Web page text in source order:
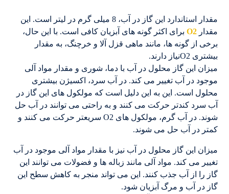
مقدار استاندارد این گاز در آب، 8 میلی گرم در لیتر است. این
مقدارO2 برای اکثر گونه های آبزیان کافی است. با این حال،
برخی از گونه ها، مانند ماهی قزل آلا و خرچنگ، به مقدار
بیشتری O2نیاز دارند.
میزان این گاز محلول در آب با دما، شوری و مقدار مواد آلی
موجود در آب تغییر می کند. در آب سرد، اکسیژن بیشتری
محلول است. این به این دلیل است که مولکول های این گاز در
آب سرد کندتر حرکت می کنند و به راحتی می توانند در آب حل
شوند. در آب گرم، مولکول های O2 سریعتر حرکت می کنند و
کمتر در آب حل می شوند.
میزان این گاز محلول در آب نیز با مقدار مواد آلی موجود در آب
تغییر می کند. مواد آلی مانند زباله ها و فضولات می توانند این
گاز را از آب جذب کنند. این می تواند منجر به کاهش سطح این
گاز در آب و مرگ آبزیان شود.